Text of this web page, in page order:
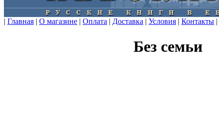
| Главная | О магазине | Оплата | Доставка | Условия | Контакты |
Без семьи